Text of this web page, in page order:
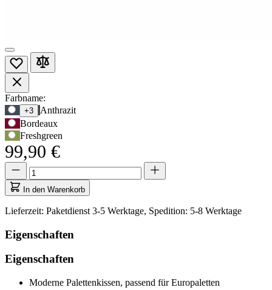
Produktoptionen
Farbname:
Verwenden
Sie
die
Tabulatortaste,
um
zur
ersten
Auswahloption
zu
navigieren,
und
anschließend
die
um
+3
Anthrazit
Bordeaux
Freshgreen
99,90 €
Menge
aktualisiert
auf
1
Menge
In den Warenkorb
Lieferzeit: Paketdienst 3-5 Werktage, Spedition: 5-8 Werktage
Eigenschaften
Eigenschaften
Moderne Palettenkissen, passend für Europaletten